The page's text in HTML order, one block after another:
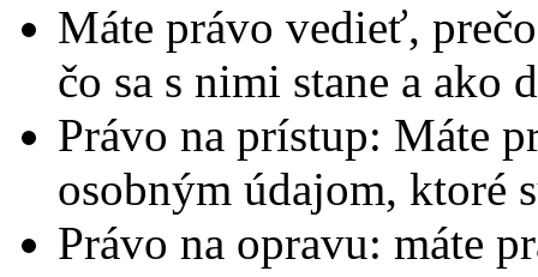
Máte právo vedieť,
čo sa s nimi stane a ako
Právo na prístup: Máte
osobným údajom, ktoré
Právo na opravu: máte